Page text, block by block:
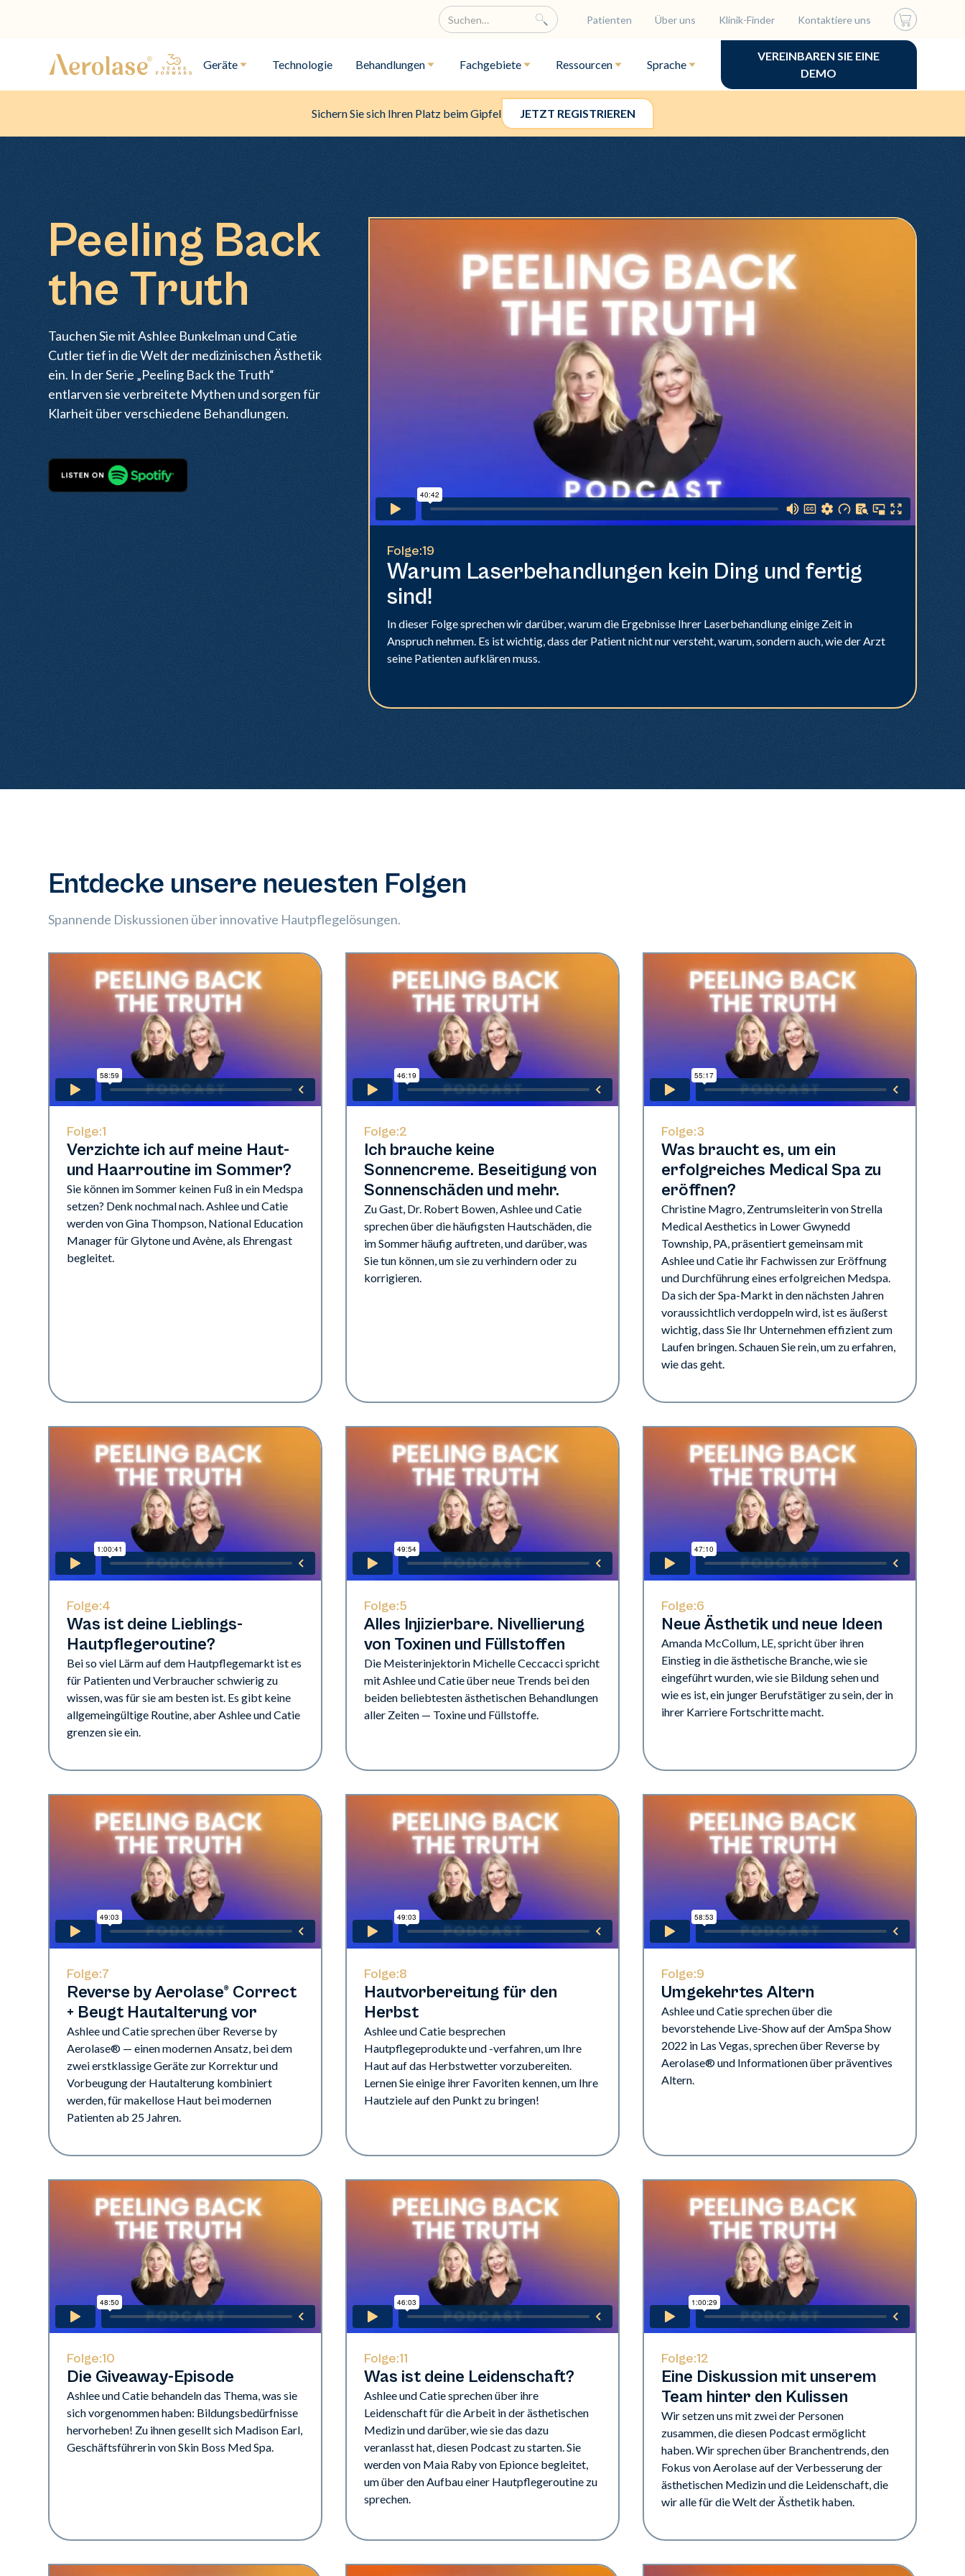
Patienten Über uns Klinik-Finder Kontaktiere uns
Geräte Technologie Behandlungen Fachgebiete Ressourcen Sprache
VEREINBAREN SIE EINE
DEMO
Sichern Sie sich Ihren Platz beim Gipfel JETZT REGISTRIEREN
Peeling Back
the Truth
Tauchen Sie mit Ashlee Bunkelman und Catie
Cutler tief in die Welt der medizinischen Ästhetik
ein. In der Serie „Peeling Back the Truth“
entlarven sie verbreitete Mythen und sorgen für
Klarheit über verschiedene Behandlungen.
Folge:19
Warum Laserbehandlungen kein Ding und fertig
sind!
In dieser Folge sprechen wir darüber, warum die Ergebnisse Ihrer Laserbehandlung einige Zeit in
Anspruch nehmen. Es ist wichtig, dass der Patient nicht nur versteht, warum, sondern auch, wie der Arzt
seine Patienten aufklären muss.
Entdecke unsere neuesten Folgen
Spannende Diskussionen über innovative Hautpflegelösungen.
Folge:1
Verzichte ich auf meine Haut-
und Haarroutine im Sommer?
Sie können im Sommer keinen Fuß in ein Medspa
setzen? Denk nochmal nach. Ashlee und Catie
werden von Gina Thompson, National Education
Manager für Glytone und Avène, als Ehrengast
begleitet.
Folge:2
Ich brauche keine
Sonnencreme. Beseitigung von
Sonnenschäden und mehr.
Zu Gast, Dr. Robert Bowen, Ashlee und Catie
sprechen über die häufigsten Hautschäden, die
im Sommer häufig auftreten, und darüber, was
Sie tun können, um sie zu verhindern oder zu
korrigieren.
Folge:3
Was braucht es, um ein
erfolgreiches Medical Spa zu
eröffnen?
Christine Magro, Zentrumsleiterin von Strella
Medical Aesthetics in Lower Gwynedd
Township, PA, präsentiert gemeinsam mit
Ashlee und Catie ihr Fachwissen zur Eröffnung
und Durchführung eines erfolgreichen Medspa.
Da sich der Spa-Markt in den nächsten Jahren
voraussichtlich verdoppeln wird, ist es äußerst
wichtig, dass Sie Ihr Unternehmen effizient zum
Laufen bringen. Schauen Sie rein, um zu erfahren,
wie das geht.
Folge:4
Was ist deine Lieblings-
Hautpflegeroutine?
Bei so viel Lärm auf dem Hautpflegemarkt ist es
für Patienten und Verbraucher schwierig zu
wissen, was für sie am besten ist. Es gibt keine
allgemeingültige Routine, aber Ashlee und Catie
grenzen sie ein.
Folge:5
Alles Injizierbare. Nivellierung
von Toxinen und Füllstoffen
Die Meisterinjektorin Michelle Ceccacci spricht
mit Ashlee und Catie über neue Trends bei den
beiden beliebtesten ästhetischen Behandlungen
aller Zeiten — Toxine und Füllstoffe.
Folge:6
Neue Ästhetik und neue Ideen
Amanda McCollum, LE, spricht über ihren
Einstieg in die ästhetische Branche, wie sie
eingeführt wurden, wie sie Bildung sehen und
wie es ist, ein junger Berufstätiger zu sein, der in
ihrer Karriere Fortschritte macht.
Folge:7
Reverse by Aerolase® Correct
+ Beugt Hautalterung vor
Ashlee und Catie sprechen über Reverse by
Aerolase® — einen modernen Ansatz, bei dem
zwei erstklassige Geräte zur Korrektur und
Vorbeugung der Hautalterung kombiniert
werden, für makellose Haut bei modernen
Patienten ab 25 Jahren.
Folge:8
Hautvorbereitung für den
Herbst
Ashlee und Catie besprechen
Hautpflegeprodukte und -verfahren, um Ihre
Haut auf das Herbstwetter vorzubereiten.
Lernen Sie einige ihrer Favoriten kennen, um Ihre
Hautziele auf den Punkt zu bringen!
Folge:9
Umgekehrtes Altern
Ashlee und Catie sprechen über die
bevorstehende Live-Show auf der AmSpa Show
2022 in Las Vegas, sprechen über Reverse by
Aerolase® und Informationen über präventives
Altern.
Folge:10
Die Giveaway-Episode
Ashlee und Catie behandeln das Thema, was sie
sich vorgenommen haben: Bildungsbedürfnisse
hervorheben! Zu ihnen gesellt sich Madison Earl,
Geschäftsführerin von Skin Boss Med Spa.
Folge:11
Was ist deine Leidenschaft?
Ashlee und Catie sprechen über ihre
Leidenschaft für die Arbeit in der ästhetischen
Medizin und darüber, wie sie das dazu
veranlasst hat, diesen Podcast zu starten. Sie
werden von Maia Raby von Epionce begleitet,
um über den Aufbau einer Hautpflegeroutine zu
sprechen.
Folge:12
Eine Diskussion mit unserem
Team hinter den Kulissen
Wir setzen uns mit zwei der Personen
zusammen, die diesen Podcast ermöglicht
haben. Wir sprechen über Branchentrends, den
Fokus von Aerolase auf der Verbesserung der
ästhetischen Medizin und die Leidenschaft, die
wir alle für die Welt der Ästhetik haben.